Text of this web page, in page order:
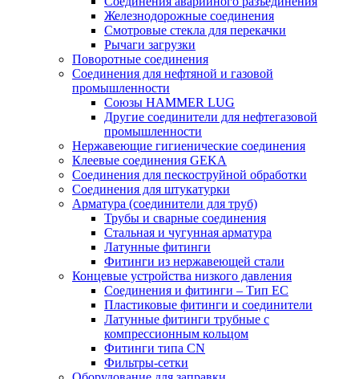
Железнодорожные соединения
Смотровые стекла для перекачки
Рычаги загрузки
Поворотные соединения
Соединения для нефтяной и газовой
промышленности
Союзы HAMMER LUG
Другие соединители для нефтегазовой
промышленности
Нержавеющие гигиенические соединения
Клеевые соединения GEKA
Соединения для пескоструйной обработки
Cоединения для штукатурки
Арматура (соединители для труб)
Трубы и сварные соединения
Стальная и чугунная арматура
Латунные фитинги
Фитинги из нержавеющей стали
Концевые устройства низкого давления
Соединения и фитинги – Тип EC
Пластиковые фитинги и соединители
Латунные фитинги трубные с
компрессионным кольцом
Фитинги типа CN
Фильтры-сетки